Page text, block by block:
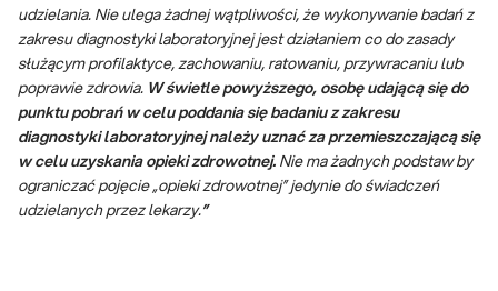
udzielania. Nie ulega żadnej wątpliwości, że wykonywanie badań z
zakresu diagnostyki laboratoryjnej jest działaniem co do zasady
służącym profilaktyce, zachowaniu, ratowaniu, przywracaniu lub
poprawie zdrowia. W świetle powyższego, osobę udającą się do
punktu pobrań w celu poddania się badaniu z zakresu
diagnostyki laboratoryjnej należy uznać za przemieszczającą się
w celu uzyskania opieki zdrowotnej. Nie ma żadnych podstaw by
ograniczać pojęcie „opieki zdrowotnej” jedynie do świadczeń
udzielanych przez lekarzy.”